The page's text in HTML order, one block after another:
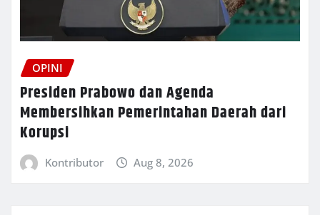
OPINI
Presiden Prabowo dan Agenda
Membersihkan Pemerintahan Daerah dari
Korupsi
Kontributor Aug 8, 2026